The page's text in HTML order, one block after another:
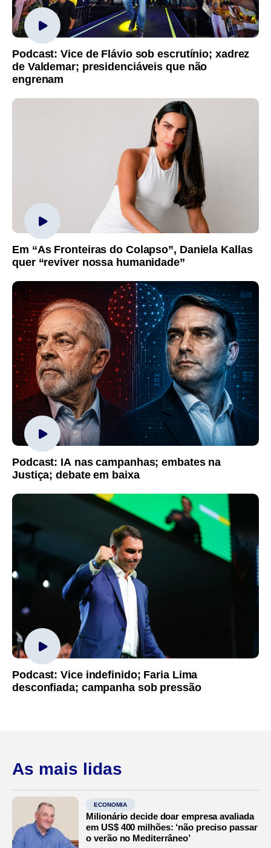
Podcast: Vice de Flávio sob escrutínio; xadrez
de Valdemar; presidenciáveis que não
engrenam
Em “As Fronteiras do Colapso”, Daniela Kallas
quer “reviver nossa humanidade”
Podcast: IA nas campanhas; embates na
Justiça; debate em baixa
Podcast: Vice indefinido; Faria Lima
desconfiada; campanha sob pressão
As mais lidas
ECONOMIA
Milionário decide doar empresa avaliada
em US$ 400 milhões: ‘não preciso passar
o verão no Mediterrâneo’